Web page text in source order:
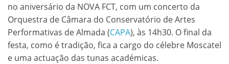
no aniversário da NOVA FCT, com um concerto da
Orquestra de Câmara do Conservatório de Artes
Performativas de Almada (CAPA), às 14h30. O final da
festa, como é tradição, fica a cargo do célebre Moscatel
e uma actuação das tunas académicas.